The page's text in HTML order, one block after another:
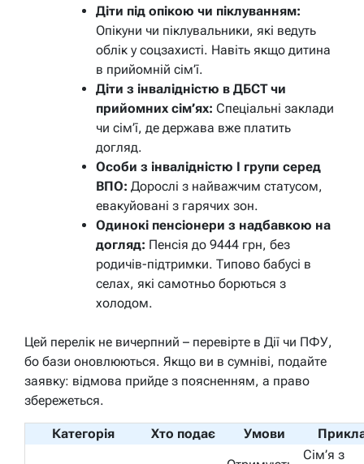
Діти під опікою чи піклуванням:
Опікуни чи піклувальники, які ведуть
облік у соцзахисті. Навіть якщо дитина
в прийомній сім’ї.
Діти з інвалідністю в ДБСТ чи
прийомних сім’ях: Спеціальні заклади
чи сім’ї, де держава вже платить
догляд.
Особи з інвалідністю I групи серед
ВПО: Дорослі з найважчим статусом,
евакуйовані з гарячих зон.
Одинокі пенсіонери з надбавкою на
догляд: Пенсія до 9444 грн, без
родичів-підтримки. Типово бабусі в
селах, які самотньо борються з
холодом.
Цей перелік не вичерпний – перевірте в Дії чи ПФУ,
бо бази оновлюються. Якщо ви в сумніві, подайте
заявку: відмова прийде з поясненням, а право
збережеться.
Категорія Хто подає Умови
Сім’я з